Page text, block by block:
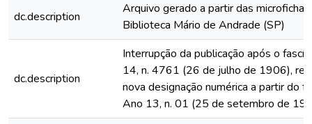
dc.description
Arquivo gerado a partir das
Biblioteca Mário de Andrade (SP)
dc.description
Interrupção da publicação após o
14, n. 4761 (26 de julho de 1906),
nova designação numérica a partir do
Ano 13, n. 01 (25 de setembro de